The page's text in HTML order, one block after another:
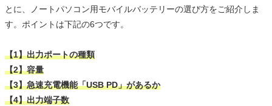
とに、ノートパソコン用モバイルバッテリーの選び方をご紹介しま
す。ポイントは下記の6つです。
【1】出力ポートの種類
【2】容量
【3】急速充電機能「USB PD」があるか
【4】出力端子数